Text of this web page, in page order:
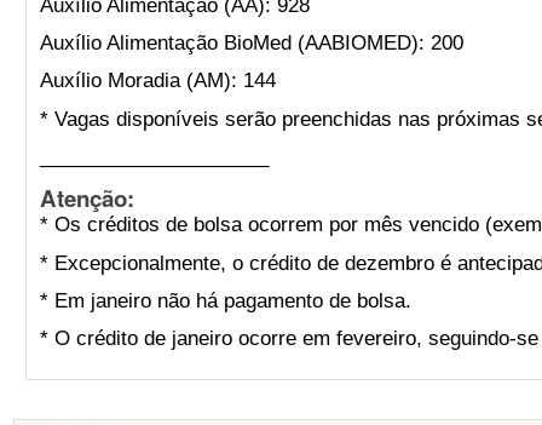
Auxílio Alimentação (AA): 928
Auxílio Alimentação BioMed (AABIOMED): 200
Auxílio Moradia (AM): 144
* Vagas disponíveis serão preenchidas nas próximas
Atenção:
* Os créditos de bolsa ocorrem por mês vencido
* Excepcionalmente, o crédito de dezembro é
* Em janeiro não há pagamento de bolsa.
* O crédito de janeiro ocorre em fevereiro, seguindo-